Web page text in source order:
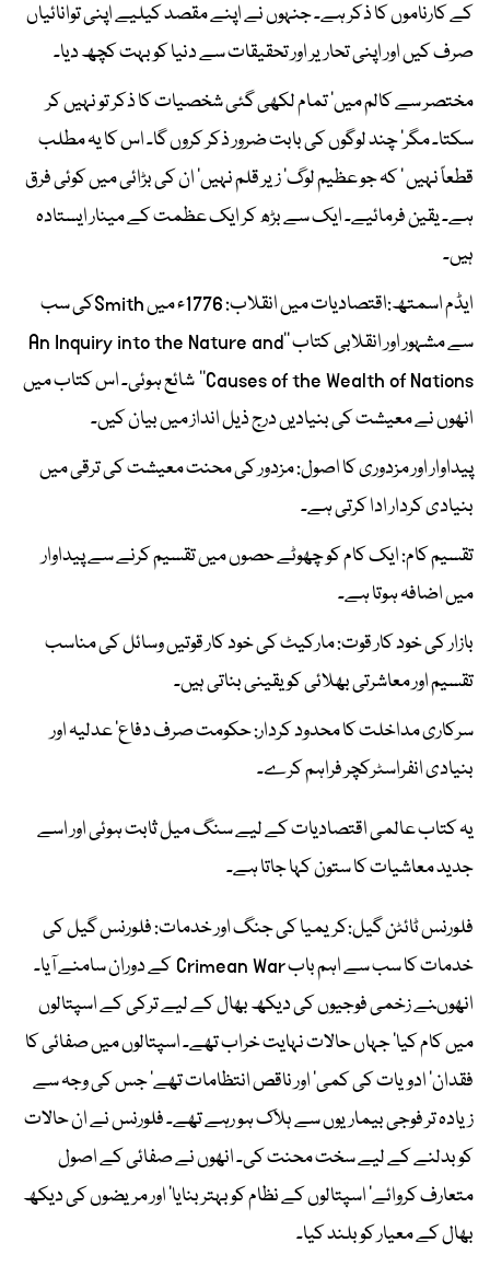
کے کارناموں کا ذکر ہے۔ جنہوں نے اپنے مقصد کیلیے اپنی توانائیاں
صرف کیں اور اپنی تحاریر اور تحقیقات سے دنیا کو بہت کچھ دیا۔
مختصر سے کالم میں‘ تمام لکھی گئی شخصیات کا ذکر تو نہیں کر
سکتا۔ مگر‘ چند لوگوں کی بابت ضرور ذکر کروں گا۔ اس کا یہ مطلب
قطعاً نہیں ‘ کہ جو عظیم لوگ‘ زیر قلم نہیں‘ ان کی بڑائی میں کوئی فرق
ہے۔ یقین فرمائیے۔ ایک سے بڑھ کر ایک عظمت کے مینار ایستادہ
ہیں۔
ایڈم اسمتھ:اقتصادیات میں انقلاب: 1776ء میں Smithکی سب
سے مشہور اور انقلابی کتاب ’’An Inquiry into the Nature and
Causes of the Wealth of Nations‘‘ شائع ہوئی۔ اس کتاب میں
انھوں نے معیشت کی بنیادیں درج ذیل انداز میں بیان کیں۔
پیداوار اور مزدوری کا اصول: مزدور کی محنت معیشت کی ترقی میں
بنیادی کردار ادا کرتی ہے۔
تقسیم کام: ایک کام کو چھوٹے حصوں میں تقسیم کرنے سے پیداوار
میں اضافہ ہوتا ہے۔
بازار کی خود کار قوت: مارکیٹ کی خود کار قوتیں وسائل کی مناسب
تقسیم اور معاشرتی بھلائی کو یقینی بناتی ہیں۔
سرکاری مداخلت کا محدود کردار: حکومت صرف دفاع‘ عدلیہ اور
بنیادی انفراسٹرکچر فراہم کرے۔
یہ کتاب عالمی اقتصادیات کے لیے سنگ میل ثابت ہوئی اور اسے
جدید معاشیات کا ستون کہا جاتا ہے۔
فلورنس ٹائٹن گیل:کریمیا کی جنگ اور خدمات: فلورنس گیل کی
خدمات کا سب سے اہم باب Crimean War کے دوران سامنے آیا۔
انھوںنے زخمی فوجیوں کی دیکھ بھال کے لیے ترکی کے اسپتالوں
میں کام کیا‘ جہاں حالات نہایت خراب تھے۔ اسپتالوں میں صفائی کا
فقدان‘ ادویات کی کمی‘ اور ناقص انتظامات تھے‘ جس کی وجہ سے
زیادہ تر فوجی بیماریوں سے ہلاک ہو رہے تھے۔ فلورنس نے ان حالات
کو بدلنے کے لیے سخت محنت کی۔ انھوں نے صفائی کے اصول
متعارف کروائے‘ اسپتالوں کے نظام کو بہتر بنایا‘ اور مریضوں کی دیکھ
بھال کے معیار کو بلند کیا۔